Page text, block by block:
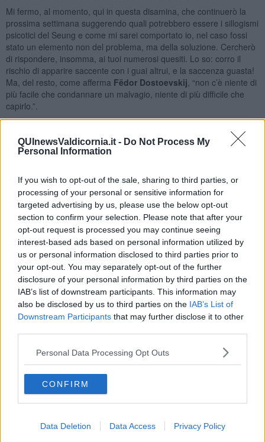
QUInewsValdicornia.it - Do Not Process My
Personal Information
If you wish to opt-out of the sale, sharing to third parties, or
processing of your personal or sensitive information for
targeted advertising by us, please use the below opt-out
section to confirm your selection. Please note that after your
opt-out request is processed you may continue seeing
interest-based ads based on personal information utilized by
us or personal information disclosed to third parties prior to
your opt-out. You may separately opt-out of the further
disclosure of your personal information by third parties on the
IAB’s list of downstream participants. This information may
also be disclosed by us to third parties on the IAB’s List of
Downstream Participants that may further disclose it to other
Personal Data Processing Opt Outs
CONFIRM
Data Deletion Data Access Privacy Policy
Mi fermo, al momento, qui in questa disamina, che continuerò la
prossima settimana suggerendo quali potrebbero essere i sillogismi
psicotici del Seung e come mi sarei comportato io, nel caso fossi
stato un elemento non del problema, ma della soluzione. Cercherò
di rispondere, insomma, ai tuoi numerosi quesiti. Lo so: corro il
rischio di apparire saccente con i guai altrui, e la saccenza guasta!
Ma, del resto, come afferma Fëdor Dostoevskij , “non c’è niente di
più facile che condannare un malvagio, niente di più difficile che
capirlo.”.
Nel frattempo, caro Amico, ricambio l’affetto e la stima che mi hai
manifestato. Adolfo”
Adolfo Santoro
Se vuoi leggere le notizie principali della Toscana iscriviti alla
Newsletter QUInews - ToscanaMedia.Arriva gratis tutti i giorni
alle 20:00 direttamente nella tua casella di posta.
Basta cliccareQUI
Ti potrebbe interessare anche:
Articoli dal Blog “Disincantato” di Adolfo Santoro
​Il ripristino della natura secondo la legge e l’impegno dei
Cittadini
Il nesso tra cambiamenti climatici e salute umana
Tutti morimmo a stento (3)
Tutti morimmo a stento (2)
IL CORRIDOIO BLU il resoconto del convegno